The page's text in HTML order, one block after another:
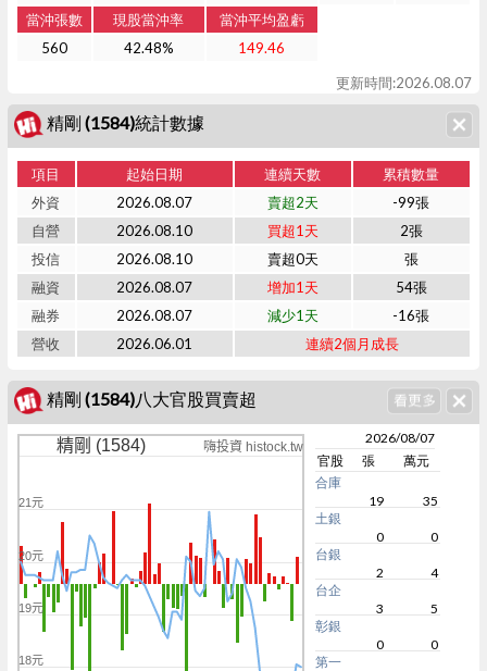
當沖張數 現股當沖率
當沖平均盈虧
560
42.48%
149.46
更新時間:2026.08.07
精剛 (1584)統計數據
項目 起始日期 連續天數
累積數量
外資
2026.08.07 賣超2天
-99張
自營
2026.08.10 買超1天
2張
投信
2026.08.10 賣超0天
張
融資
2026.08.07 增加1天
54張
融券
2026.08.07 減少1天
-16張
營收
2026.06.01 連續2個月成長
精剛 (1584)八大官股買賣超
精剛 (1584) 嗨投資 histock.tw
18元
19元
20元
21元
2026/08/07
官股
張
萬元
合庫
19
35
土銀
0
0
台銀
2
4
台企
3
5
彰銀
0
0
第一